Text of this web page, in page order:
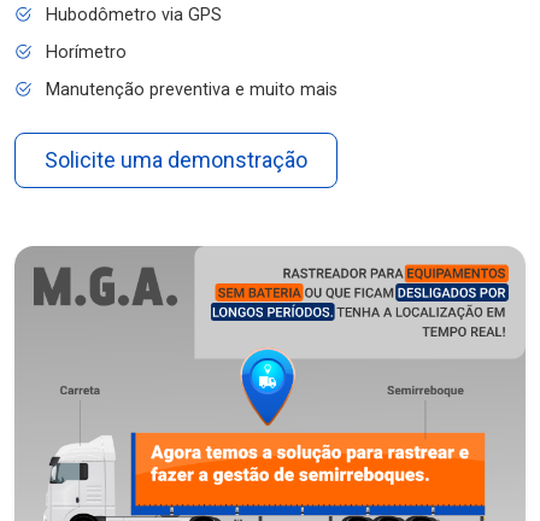
Hubodômetro via GPS
Horímetro
Manutenção preventiva e muito mais
Solicite uma demonstração